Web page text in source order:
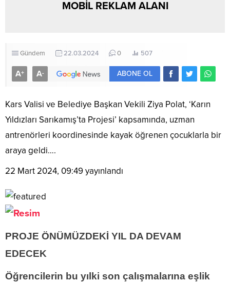
MOBİL REKLAM ALANI
Gündem 22.03.2024 0 507
A+ A- ABONE OL
Kars Valisi ve Belediye Başkan Vekili Ziya Polat, ‘Karın
Yıldızları Sarıkamış’ta Projesi’ kapsamında, uzman
antrenörleri koordinesinde kayak öğrenen çocuklarla bir
araya geldi….
22 Mart 2024, 09:49yayınlandı
PROJE ÖNÜMÜZDEKİ YIL DA DEVAM
EDECEK
Öğrencilerin bu yılki son çalışmalarına eşlik